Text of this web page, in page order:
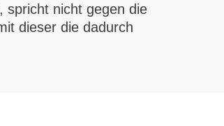
spricht nicht gegen die
dieser die dadurch